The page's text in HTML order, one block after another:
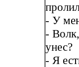
- У
-
унес?
- Я